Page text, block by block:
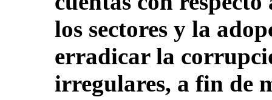
los sectores y la
erradicar la
irregulares, a fin de